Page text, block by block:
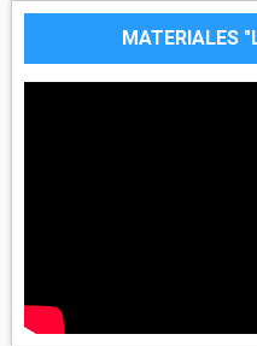
MATERIALES